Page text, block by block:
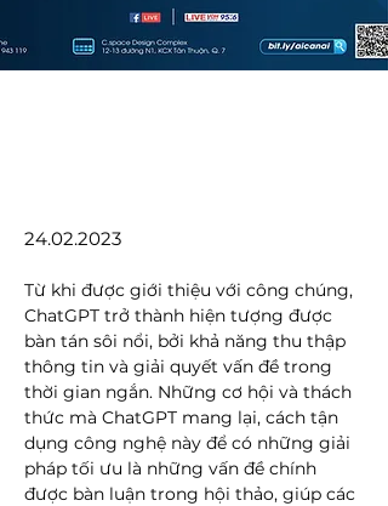
24.02.2023
Từ khi được giới thiệu với công chúng,
ChatGPT trở thành hiện tượng được
bàn tán sôi nổi, bởi khả năng thu thập
thông tin và giải quyết vấn đề trong
thời gian ngắn. Những cơ hội và thách
thức mà ChatGPT mang lại, cách tận
dụng công nghệ này để có những giải
pháp tối ưu là những vấn đề chính
được bàn luận trong hội thảo, giúp các